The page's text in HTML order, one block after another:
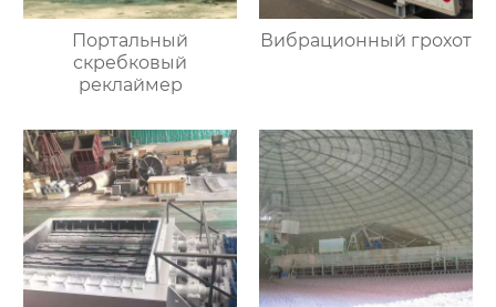
Портальный
скребковый
реклаймер
Вибрационный грохот